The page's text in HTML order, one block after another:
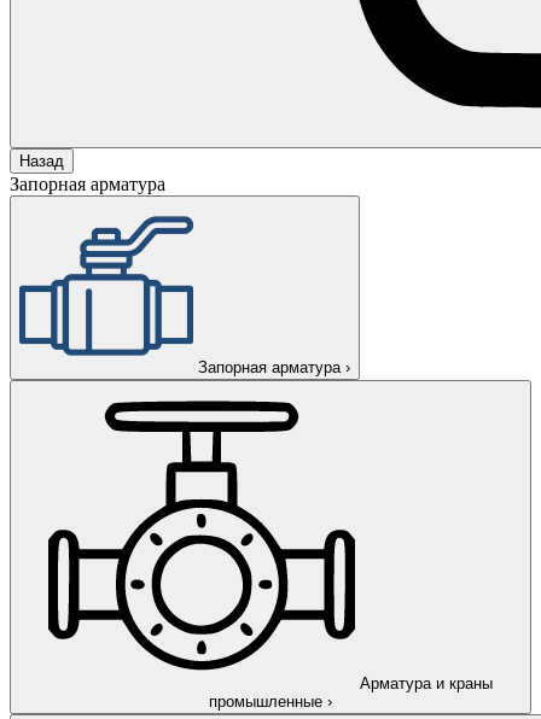
Назад
Запорная арматура
Запорная арматура ›
Арматура и краны
промышленные ›